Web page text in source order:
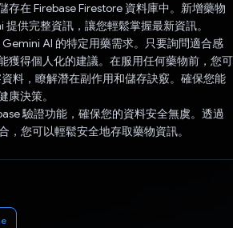
存在 Firebase Firestore 資料庫中。新增藥物
供完整資訊，讓您輕鬆掌握最新資訊。
AI 的特定用藥需求。只要詢問適合感
獲得個人化的建議。在服用任何藥物前，您可
料，瞭解潛在副作用和儲存訣竅。確保您能
康決策。
驗證功能，確保您的資料安全無虞。透過
，您可以輕鬆安全地存取藥物資訊。